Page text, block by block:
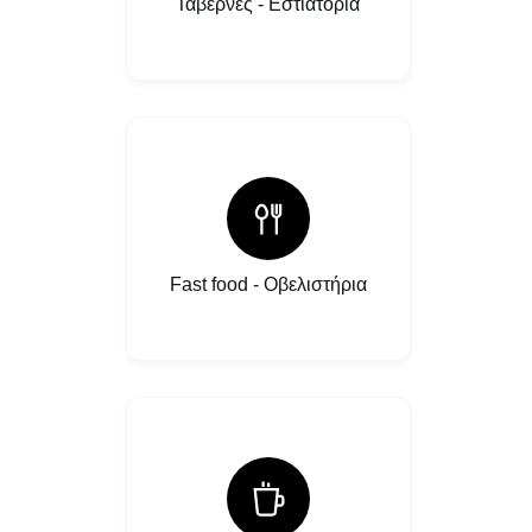
Ταβέρνες - Εστιατόρια
Fast food - Οβελιστήρια